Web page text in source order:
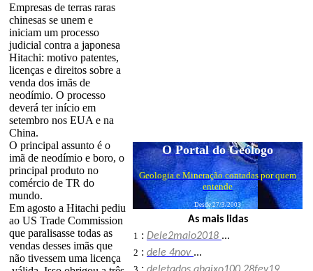
Empresas de terras raras
chinesas se unem e
iniciam um processo
judicial contra a japonesa
Hitachi: motivo patentes,
licenças e direitos sobre a
venda dos imãs de
neodímio. O processo
deverá ter início em
setembro nos EUA e na
China.
O principal assunto é o
imã de neodímio e boro, o
principal produto no
comércio de TR do
mundo.
Em agosto a Hitachi pediu
ao US Trade Commission
que paralisasse todas as
vendas desses imãs que
não tivessem uma licença
O Portal do Geólogo
Geologia e Mineração contadas por quem
entende
Desde 27/3/2003
As mais lidas
1 : Dele2maio2018 ...
2 : dele 4nov ...
: